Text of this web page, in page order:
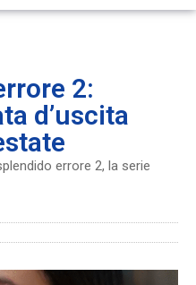
2:
d’uscita
errore 2, la serie